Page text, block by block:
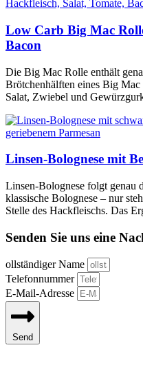
Low Carb Big Mac
Bacon
Die Big Mac Rolle enthält
Brötchenhälften eines Big
Salat, Zwiebel und
Linsen-Bolognese mit
Linsen-Bolognese folgt genau
klassische Bolognese – nur
Stelle des Hackfleischs. Das
Senden Sie uns eine
ollständiger Name
Telefonnummer
E-Mail-Adresse
Send